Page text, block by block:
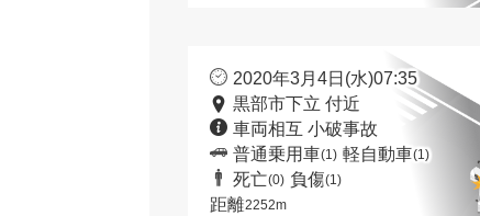
2020年3月4日(水)07:35
黒部市下立 付近
車両相互 小破事故
普通乗用車(1) 軽自動車(1)
死亡(0) 負傷(1)
距離2252m